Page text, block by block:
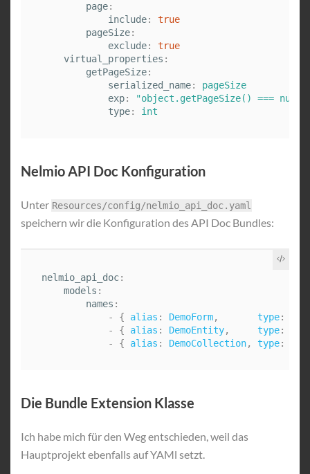
page:
include:
true
pageSize:
exclude:
true
virtual_properties :
getPageSize:
serialized_name:
pageSize
exp: "object.getPageSize() === null
type: int
Nelmio API Doc Konfiguration
Unter Resources/config/nelmio_api_doc.yaml
speichern wir die Konfiguration des API Doc Bundles:
nelmio_api_doc:
models :
names :
-
{ alias : DemoForm, type:
-
{ alias : DemoEntity, type:
-
{ alias : DemoCollection, type:
Die Bundle Extension Klasse
Ich habe mich für den Weg entschieden, weil das
Hauptprojekt ebenfalls auf YAMl setzt.